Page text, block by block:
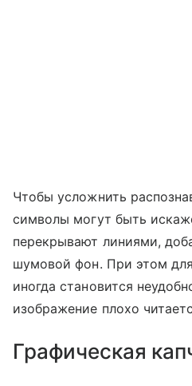
Чтобы усложнить
символы могут быть
перекрывают линиями,
шумовой фон. При этом
иногда становится
изображение плохо
Графическая